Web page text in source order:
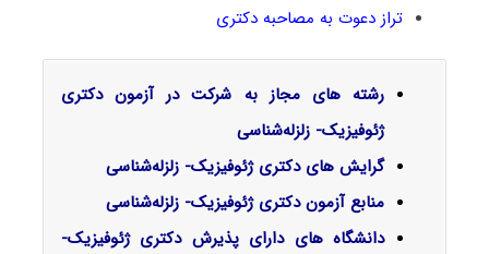
تراز دعوت به مصاحبه دکتری
رشته های مجاز به شرکت در آزمون دکتری
ژئوفیزیک- زلزله‌شناسی
گرایش‌ های دکتری ژئوفیزیک- زلزله‌شناسی
منابع آزمون دکتری ژئوفیزیک- زلزله‌شناسی
دانشگاه های دارای پذیرش دکتری ژئوفیزیک-